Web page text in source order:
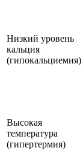
Низкий уровень
кальция
(гипокальциемия)
Высокая
температура
(гипертермия)